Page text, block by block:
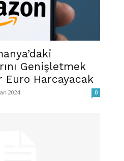
Genişletmek
Euro Harcayacak
2024 0